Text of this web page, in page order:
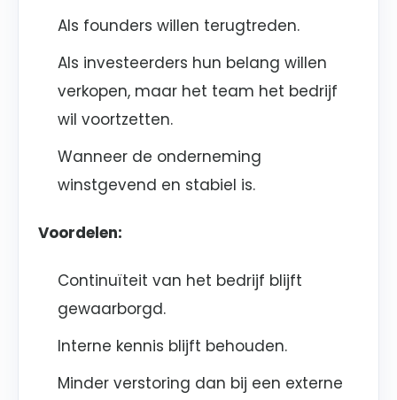
Als founders willen terugtreden.
Als investeerders hun belang willen
verkopen, maar het team het bedrijf
wil voortzetten.
Wanneer de onderneming
winstgevend en stabiel is.
Voordelen:
Continuïteit van het bedrijf blijft
gewaarborgd.
Interne kennis blijft behouden.
Minder verstoring dan bij een externe